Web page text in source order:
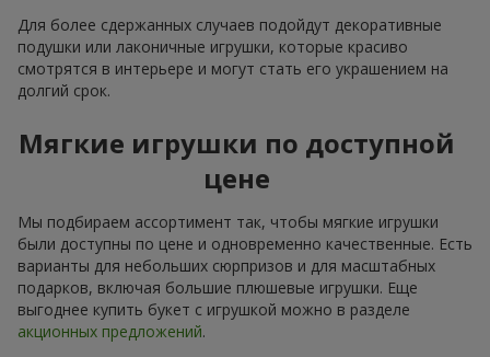
Для более сдержанных случаев подойдут декоративные
подушки или лаконичные игрушки, которые красиво
смотрятся в интерьере и могут стать его украшением на
долгий срок.
Мягкие игрушки по доступной
цене
Мы подбираем ассортимент так, чтобы мягкие игрушки
были доступны по цене и одновременно качественные. Есть
варианты для небольших сюрпризов и для масштабных
подарков, включая большие плюшевые игрушки. Еще
выгоднее купить букет с игрушкой можно в разделе
акционных предложений.